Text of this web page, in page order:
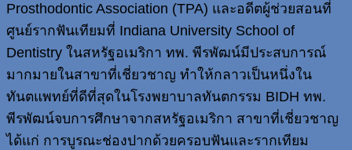
Prosthodontic Association (TPA) และอดีตผู้ช่วยสอนที่
ศูนย์รากฟันเทียมที่ Indiana University School of
Dentistry ในสหรัฐอเมริกา ทพ. พีรพัฒน์มีประสบการณ์
มากมายในสาขาที่เชี่ยวชาญ ทำให้กลาวเป็นหนึ่งใน
ทันตแพทย์ที่ดีที่สุดในโรงพยาบาลทันตกรรม BIDH ทพ.
พีรพัฒน์จบการศึกษาจากสหรัฐอเมริกา สาขาที่เชี่ยวชาญ
ได้แก่ การบูรณะช่องปากด้วยครอบฟันและรากเทียม